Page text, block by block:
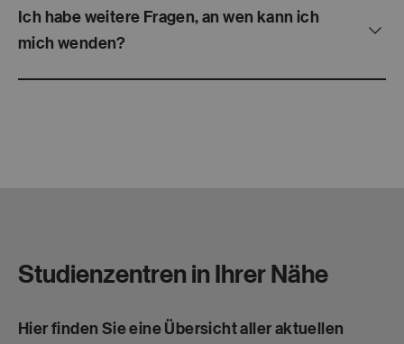
Ich habe weitere Fragen, an wen kann ich
mich wenden?
Studienzentren in Ihrer Nähe
Hier finden Sie eine Übersicht aller aktuellen